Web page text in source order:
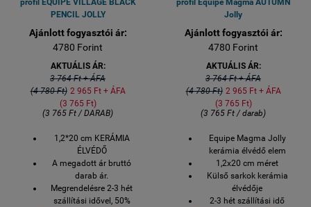
PENCIL JOLLY
Ajánlott fogyasztói ár:
4780 Forint
AKTUÁLIS ÁR:
3 764 Ft + ÁFA
(4 780 Ft) 2 965 Ft + ÁFA
(3 765 Ft)
(3 765 Ft / DARAB)
1,2*20 cm KERÁMIA
ÉLVÉDŐ
A megadott ár bruttó
darab ár.
Megrendelésre 2-3 hét
szállítási idővel, 50%
Jolly
Ajánlott fogyasztói ár:
4780 Forint
AKTUÁLIS ÁR:
3 764 Ft + ÁFA
(4 780 Ft) 2 965 Ft + ÁFA
(3 765 Ft)
(3 765 Ft / darab)
Equipe Magma Jolly
kerámia élvédő elem
1,2x20 cm méret
Külső sarkok kerámia
élvédője
2-3 hét szállítási idő